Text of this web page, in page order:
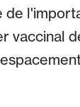
de
vaccinal